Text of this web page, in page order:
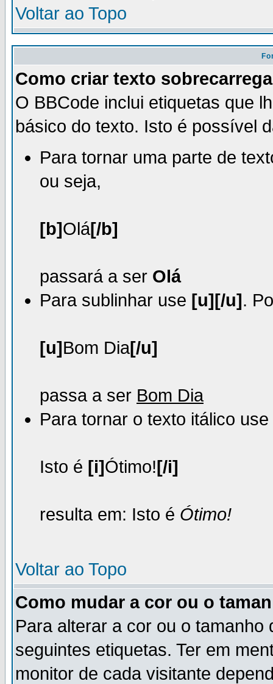
Voltar ao Topo
Como criar texto
O BBCode inclui etiquetas que
básico do texto. Isto é possível
Para tornar uma parte de
ou seja,
[b]Olá[/b]
passará a ser Olá
Para sublinhar use [u][/u].
[u]Bom Dia[/u]
passa a ser Bom Dia
Para tornar o texto itálico use
Isto é [i]Ótimo![/i]
resulta em: Isto é Ótimo!
Voltar ao Topo
Como mudar a cor ou o
Para alterar a cor ou o
seguintes etiquetas. Ter em
monitor de cada visitante